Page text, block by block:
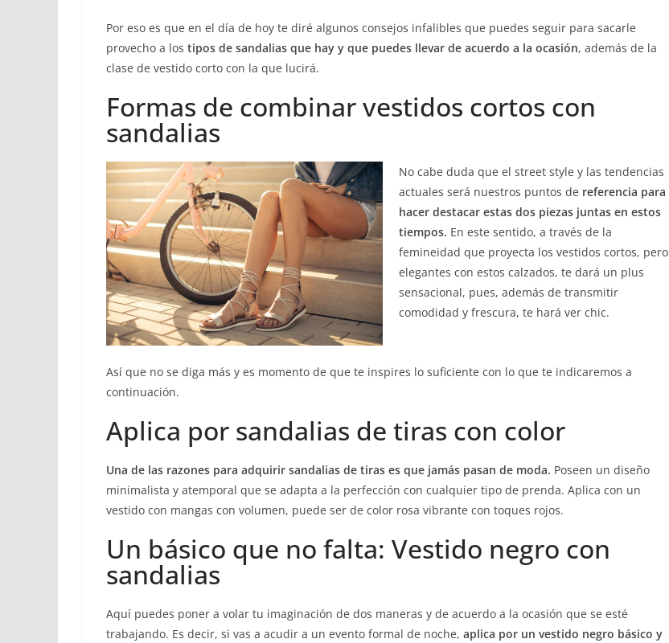
Por eso es que en el día de hoy te diré algunos consejos infalibles que puedes seguir para sacarle
provecho a los tipos de sandalias que hay y que puedes llevar de acuerdo a la ocasión, además de la
clase de vestido corto con la que lucirá.
Formas de combinar vestidos cortos con
sandalias
No cabe duda que el street style y las tendencias
actuales será nuestros puntos de referencia para
hacer destacar estas dos piezas juntas en estos
tiempos. En este sentido, a través de la
femineidad que proyecta los vestidos cortos, pero
elegantes con estos calzados, te dará un plus
sensacional, pues, además de transmitir
comodidad y frescura, te hará ver chic.
Así que no se diga más y es momento de que te inspires lo suficiente con lo que te indicaremos a
continuación.
Aplica por sandalias de tiras con color
Una de las razones para adquirir sandalias de tiras es que jamás pasan de moda. Poseen un diseño
minimalista y atemporal que se adapta a la perfección con cualquier tipo de prenda. Aplica con un
vestido con mangas con volumen, puede ser de color rosa vibrante con toques rojos.
Un básico que no falta: Vestido negro con
sandalias
Aquí puedes poner a volar tu imaginación de dos maneras y de acuerdo a la ocasión que se esté
trabajando. Es decir, si vas a acudir a un evento formal de noche, aplica por un vestido negro básico y